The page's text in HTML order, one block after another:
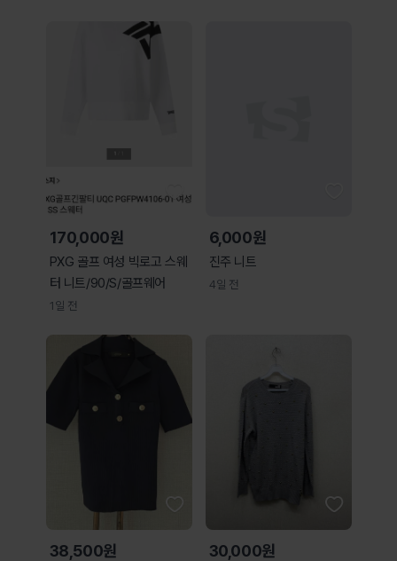
170,000원
PXG 골프 여성 빅로고 스웨
터 니트/90/S/골프웨어
1일 전
6,000원
진주 니트
4일 전
38,500원 30,000원